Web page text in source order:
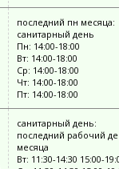
последний пн месяца:
санитарный день
Пн: 14:00-18:00
Вт: 14:00-18:00
Ср: 14:00-18:00
Чт: 14:00-18:00
Пт: 14:00-18:00
санитарный день:
последний рабочий
месяца
Вт: 11:30-14:30 15:00-19:00